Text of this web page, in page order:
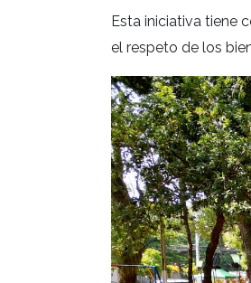
Esta iniciativa tiene
el respeto de los